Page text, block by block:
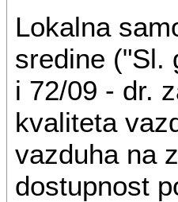
Lokalna
sredine ("Sl.
i 72/09 - dr.
kvaliteta
vazduha na
dostupnost